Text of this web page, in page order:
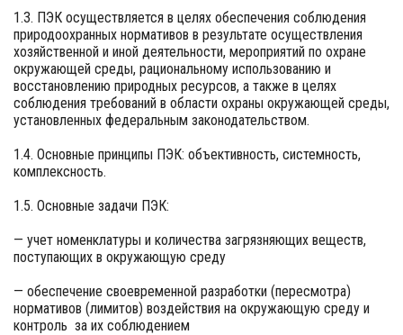
1.3. ПЭК осуществляется в целях обеспечения соблюдения
природоохранных нормативов в результате осуществления
хозяйственной и иной деятельности, мероприятий по охране
окружающей среды, рациональному использованию и
восстановлению природных ресурсов, а также в целях
соблюдения требований в области охраны окружающей среды,
установленных федеральным законодательством.
1.4. Основные принципы ПЭК: объективность, системность,
комплексность.
1.5. Основные задачи ПЭК:
— учет номенклатуры и количества загрязняющих веществ,
поступающих в окружающую среду
— обеспечение своевременной разработки (пересмотра)
нормативов (лимитов) воздействия на окружающую среду и
контроль за их соблюдением